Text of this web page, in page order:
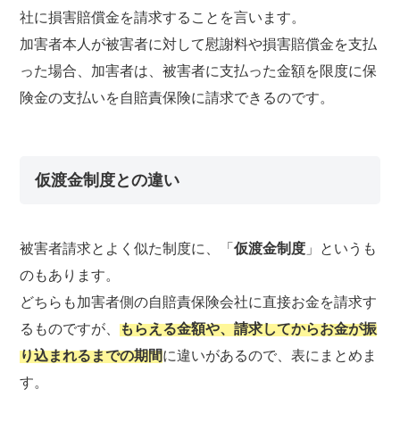
社に損害賠償金を請求することを言います。
加害者本人が被害者に対して慰謝料や損害賠償金を支払
った場合、加害者は、被害者に支払った金額を限度に保
険金の支払いを自賠責保険に請求できるのです。
仮渡金制度との違い
被害者請求とよく似た制度に、「仮渡金制度 」というも
のもあります。
どちらも加害者側の自賠責保険会社に直接お金を請求す
るものですが、もらえる金額や、請求してからお金が振
り込まれるまでの期間に違いがあるので、表にまとめま
す。